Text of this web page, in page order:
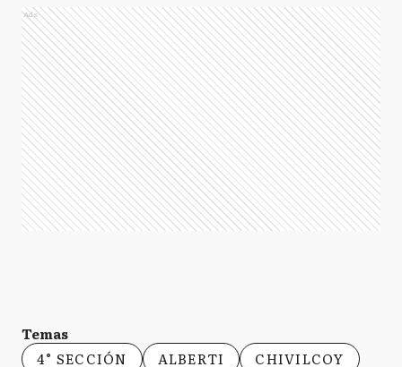
Ads
Temas
4° SECCIÓN
ALBERTI
CHIVILCOY